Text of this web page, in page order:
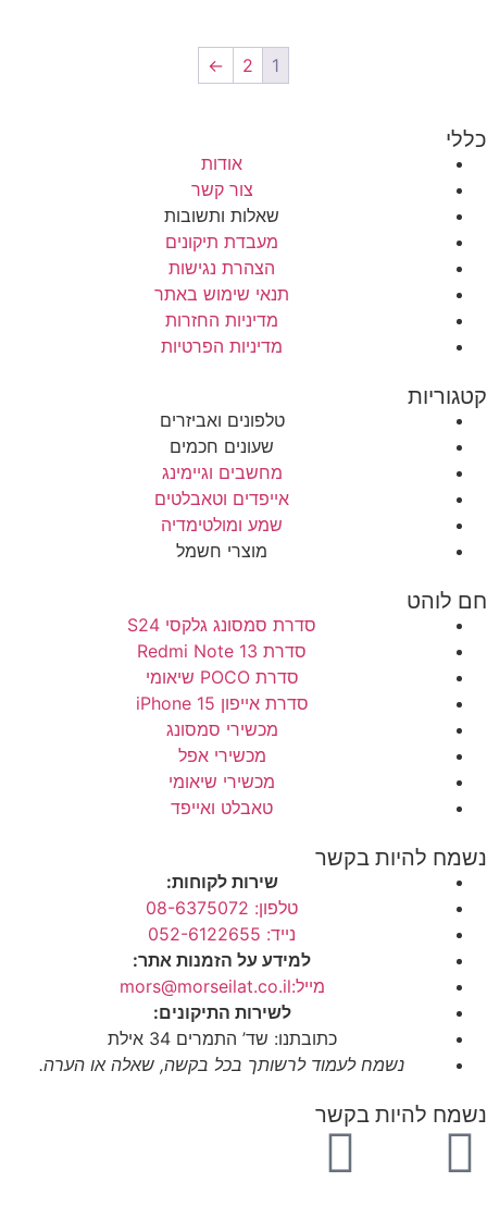
1
2
←
כללי
אודות
צור קשר
שאלות ותשובות
מעבדת תיקונים
הצהרת נגישות
תנאי שימוש באתר
מדיניות החזרות
מדיניות הפרטיות
קטגוריות
טלפונים ואביזרים
שעונים חכמים
מחשבים וגיימינג
אייפדים וטאבלטים
שמע ומולטימדיה
מוצרי חשמל
חם לוהט
סדרת סמסונג גלקסי S24
סדרת Redmi Note 13
סדרת POCO שיאומי
סדרת אייפון 15 iPhone
מכשירי סמסונג
מכשירי אפל
מכשירי שיאומי
טאבלט ואייפד
נשמח להיות בקשר
שירות לקוחות:
טלפון: 08-6375072
נייד: 052-6122655
למידע על הזמנות אתר:
מייל:mors@morseilat.co.il
לשירות התיקונים:
כתובתנו: שד’ התמרים 34 אילת
נשמח לעמוד לרשותך בכל בקשה, שאלה או הערה.
נשמח להיות בקשר